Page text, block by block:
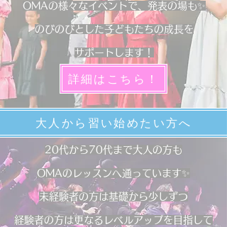
OMAの様々なイベントで、発表の場も✨
​のびのびとした子どもたちの成長を
サポートします！
詳細はこちら！
大人から習い始めたい方へ
20代から70代まで大人の方も
OMAのレッスンへ通っています✨
未経験者の方は基礎から少しずつ
経験者の方は更なるレベルアップを目指して